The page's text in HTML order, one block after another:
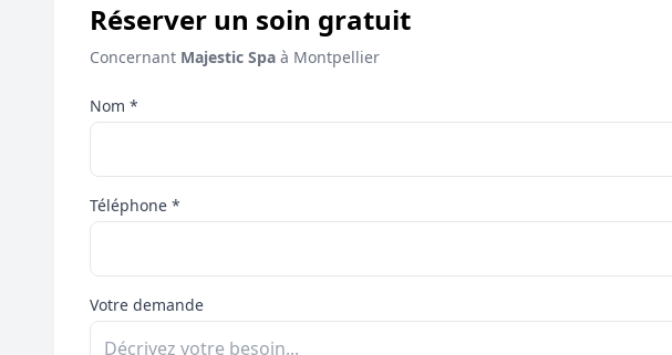
Réserver un soin gratuit
Concernant Majestic Spa à Montpellier
Nom *
Téléphone *
Votre demande